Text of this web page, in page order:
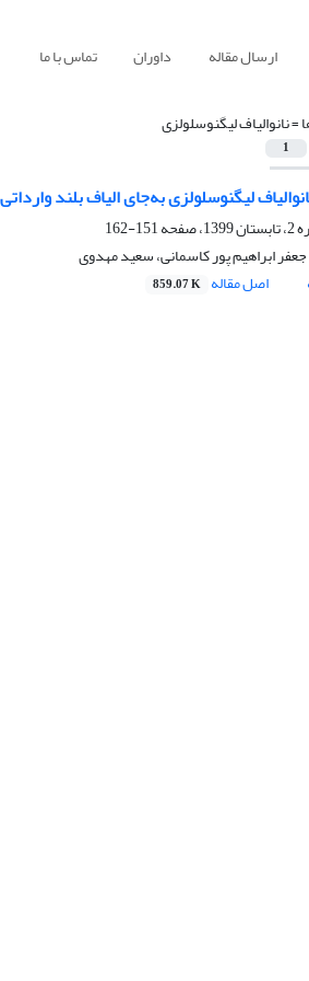
ارسال مقاله داوران تماس با ما
=نانوالیاف لیگنوسلولزی
1
لیگنوسلولزی به‌جای الیاف بلند
151-162
ابراهیم پور کاسمانی، سعید مهدوی
اصل مقاله 859.07 K